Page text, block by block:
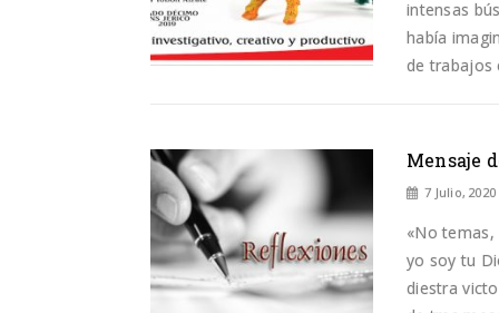
intensas
había
de trabajos
Mensaje
7 Julio, 2020
«No
yo soy tu
diestra